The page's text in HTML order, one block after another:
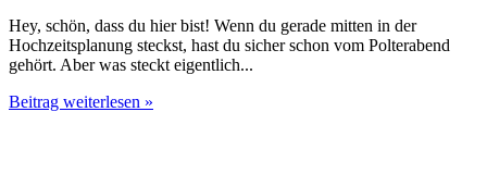
Hey, schön, dass du hier bist! Wenn du gerade mitten in der
Hochzeitsplanung steckst, hast du sicher schon vom Polterabend
gehört. Aber was steckt eigentlich...
Beitrag weiterlesen »